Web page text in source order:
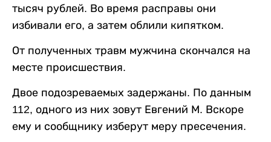
тысяч рублей. Во время расправы они
избивали его, а затем облили кипятком.
От полученных травм мужчина скончался на
месте происшествия.
Двое подозреваемых задержаны. По данным
112, одного из них зовут Евгений М. Вскоре
ему и сообщнику изберут меру пресечения.